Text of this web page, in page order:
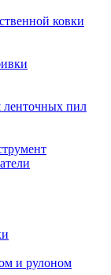
ковки
ленточных пил
и рулоном